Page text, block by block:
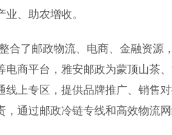
业、助农增收。
了邮政物流、电商、金融资源，
电商平台，雅安邮政为蒙顶山茶
线上专区，提供品牌推广、销售
，通过邮政冷链专线和高效物流